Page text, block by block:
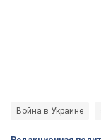
Война в Украине